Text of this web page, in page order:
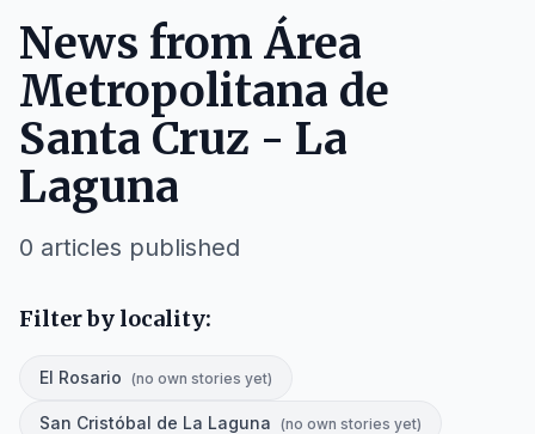
News from Área
Metropolitana de
Santa Cruz - La
Laguna
0 articles published
Filter by locality:
El Rosario (no own stories yet)
San Cristóbal de La Laguna (no own stories yet)